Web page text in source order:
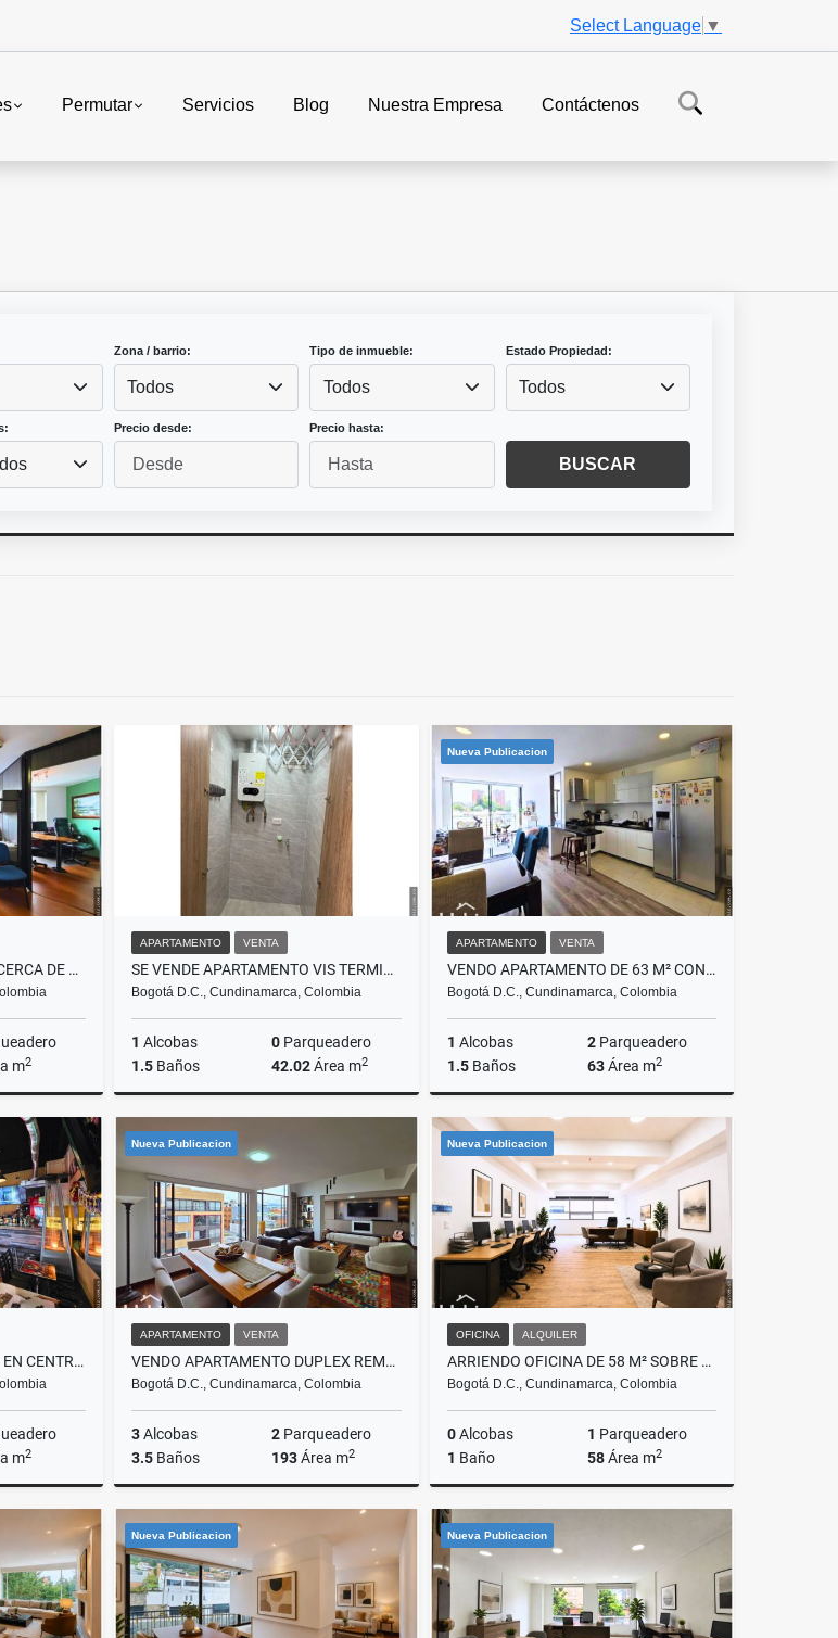
Select Language ▼
Permutar Servicios Blog Nuestra Empresa Contáctenos
Zona / barrio:
Todos
Tipo de inmueble:
Todos
Estado Propiedad:
Todos
Precio desde: Precio hasta:
BUSCAR
VENDO OFICINA DE 32 M² CERCA DE DEL PARQUE DE LA 93
m2
Venta
$320.000.000
APARTAMENTO VENTA
SE VENDE APARTAMENTO VIS TERMINADO DE 42M² NUEVO EN L’ECÓ CITY
Bogotá D.C., Cundinamarca, Colombia
1 Alcobas 0 Parqueadero
1.5 Baños 42.02Área m2
Nueva Publicacion
APARTAMENTO VENTA
VENDO APARTAMENTO DE 63 M² CONSTRUÍDO EN 2023
Bogotá D.C., Cundinamarca, Colombia
1 Alcobas 2Parqueadero
1.5Baños 63Área m2
Venta
$555.666.777
SE VENDE LOCAL DE 24 M² EN CENTRO SUBA FRENTE AL CINE
m2
$220.000.000
Nueva Publicacion
APARTAMENTO VENTA
VENDO APARTAMENTO DUPLEX REMODELADO DE 193 M² CERCA A UNICENTRO
Bogotá D.C., Cundinamarca, Colombia
3Alcobas 2 Parqueadero
3.5 Baños 193Área m2
Venta
$1.250.000.000
Nueva Publicacion
OFICINA ALQUILER
ARRIENDO OFICINA DE 58 M² SOBRE CALLE 100 EN LA CASTELLANA
Bogotá D.C., Cundinamarca, Colombia
0Alcobas 1 Parqueadero
1 Baño 58Área m2
Nueva Publicacion Nueva Publicacion